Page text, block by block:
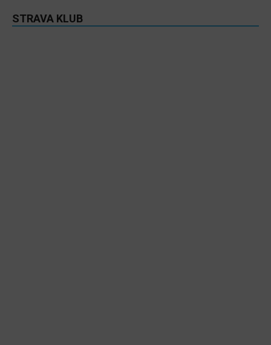
STRAVA KLUB